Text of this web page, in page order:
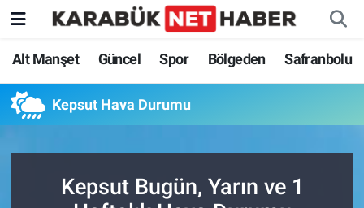
Alt Manşet Güncel Spor Bölgeden Safranbolu
Kepsut Hava Durumu
Kepsut Bugün, Yarın ve 1